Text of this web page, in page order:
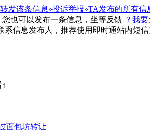
发该条信息»投诉举报»TA发布的所有信
也可以发布一条信息，坐等反馈 ？我
系信息发布人，推荐使用即时通站内短信
面包坊转让